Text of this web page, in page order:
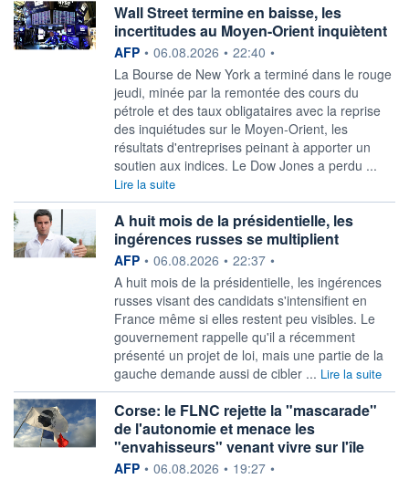
Wall Street termine en baisse, les
incertitudes au Moyen-Orient inquiètent
information fournie par
AFP • 06.08.2026 • 22:40 •
La Bourse de New York a terminé dans le rouge
jeudi, minée par la remontée des cours du
pétrole et des taux obligataires avec la reprise
des inquiétudes sur le Moyen-Orient, les
résultats d'entreprises peinant à apporter un
soutien aux indices. Le Dow Jones a perdu ...
Lire la suite
A huit mois de la présidentielle, les
ingérences russes se multiplient
information fournie par
AFP • 06.08.2026 • 22:37 •
A huit mois de la présidentielle, les ingérences
russes visant des candidats s'intensifient en
France même si elles restent peu visibles. Le
gouvernement rappelle qu'il a récemment
présenté un projet de loi, mais une partie de la
gauche demande aussi de cibler ... Lire la suite
Corse: le FLNC rejette la "mascarade"
de l'autonomie et menace les
"envahisseurs" venant vivre sur l'île
information fournie par
AFP • 06.08.2026 • 19:27 •